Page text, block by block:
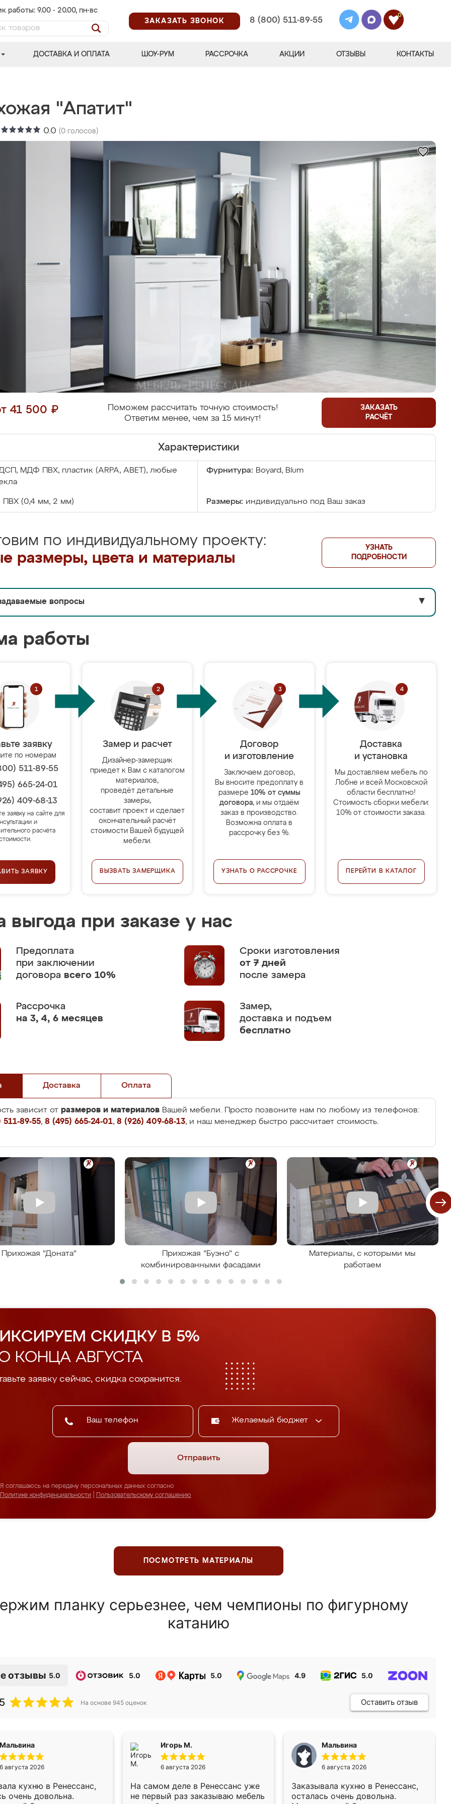
работы: 9.00 - 20.00, пн-вс
ЗАКАЗАТЬ ЗВОНОК
8 (800) 511-89-55
0
ДОСТАВКА И ОПЛАТА ШОУ-РУМ РАССРОЧКА АКЦИИ ОТЗЫВЫ КОНТАКТЫ
"Апатит"
0.0 (0 голосов)
41 500 ₽
Поможем рассчитать точную стоимость!
Ответим менее, чем за 15 минут!
ЗАКАЗАТЬ
РАСЧЁТ
Характеристики
МДФ ПВХ, пластик (ARPA, ABET), любые
Фурнитура: Boyard, Blum
ПВХ (0,4 мм, 2 мм) Размеры: индивидуально под Ваш заказ
по индивидуальному проекту:
размеры, цвета и материалы
УЗНАТЬ
ПОДРОБНОСТИ
вопросы ▼
работы
заявку
по номерам
511-89-55
665-24-01
409-68-13
заявку на сайте для
и
расчёта
ЗАЯВКУ
Замер и расчет
Дизайнер-замерщик
приедет к Вам с каталогом
материалов,
проведёт детальные
замеры,
составит проект и сделает
окончательный расчёт
стоимости Вашей будущей
мебели.
ВЫЗВАТЬ ЗАМЕРЩИКА
Договор
и изготовление
Заключаем договор,
Вы вносите предоплату в
размере 10% от суммы
договора, и мы отдаём
заказ в производство.
Возможна оплата в
рассрочку без %.
УЗНАТЬ О РАССРОЧКЕ
Доставка
и установка
Мы доставляем мебель по
Лобне и всей Московской
области бесплатно!
Стоимость сборки мебели:
10% от стоимости заказа.
ПЕРЕЙТИ В КАТАЛОГ
выгода при заказе у нас
Предоплата
при заключении
договора всего 10%
Сроки изготовления
от 7 дней
после замера
Рассрочка
на 3, 4, 6 месяцев
Замер,
доставка и подъем
бесплатно
Доставка Оплата
зависит от размеров и материалов Вашей мебели. Просто позвоните нам по любому из телефонов:
89-55, 8 (495) 665-24-01, 8 (926) 409-68-13, и наш менеджер быстро рассчитает стоимость.
Прихожая "Доната"
Прихожая "Буэно" с
комбинированными фасадами
Материалы, с которыми мы
работаем
СКИДКУ В 5%
КОНЦА АВГУСТА
заявку сейчас, скидка сохранится.
Желаемый бюджет
Отправить
Я соглашаюсь на передачу персональных данных согласно
Политике конфиденциальности
Пользовательскому соглашению
ПОСМОТРЕТЬ МАТЕРИАЛЫ
планку серьезнее, чем чемпионы по фигурному
катанию
отзывы 5.0 5.0 5.0 4.9 5.0
На основе 945 оценок Оставить отзыв
Мальвина
6 августа 2026
кухню в Ренессанс,
очень довольна.
Игорь М.
6 августа 2026
На самом деле в Ренессанс уже
не первый раз заказываю мебель
Мальвина
6 августа 2026
Заказывала кухню в Ренессанс,
осталась очень довольна.